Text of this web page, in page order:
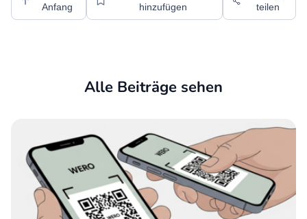
Anfang
hinzufügen
teilen
Alle Beiträge sehen